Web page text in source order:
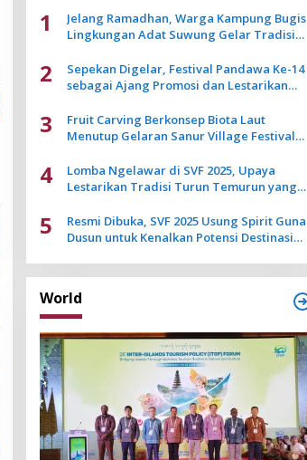
1
Jelang Ramadhan, Warga Kampung Bugis
Lingkungan Adat Suwung Gelar Tradisi
2
Sepekan Digelar, Festival Pandawa Ke-14
sebagai Ajang Promosi dan Lestarikan
3
Fruit Carving Berkonsep Biota Laut
Menutup Gelaran Sanur Village Festival
4
Lomba Ngelawar di SVF 2025, Upaya
Lestarikan Tradisi Turun Temurun yang
5
Resmi Dibuka, SVF 2025 Usung Spirit Guna
Dusun untuk Kenalkan Potensi Destinasi
World